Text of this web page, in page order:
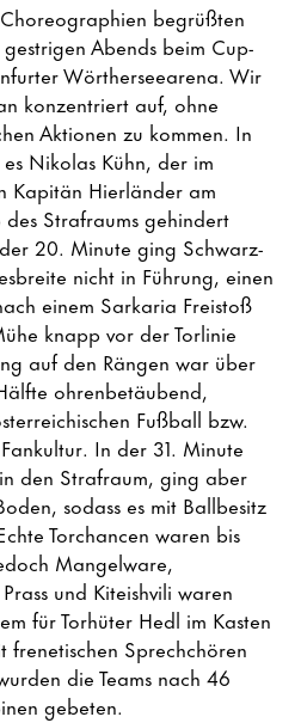
begrüßten
Abends beim Cup-
Wörtherseearena. Wir
konzentriert auf, ohne
Aktionen zu kommen. In
Nikolas Kühn, der im
Kapitän Hierländer am
des Strafraums gehindert
20. Minute ging Schwarz-
nicht in Führung, einen
einem Sarkaria Freistoß
knapp vor der Torlinie
auf den Rängen war über
ohrenbetäubend,
Fußball bzw.
In der 31. Minute
den Strafraum, ging aber
sodass es mit Ballbesitz
Torchancen waren bis
Mangelware,
und Kiteishvili waren
für Torhüter Hedl im Kasten
Sprechchören
die Teams nach 46
gebeten.